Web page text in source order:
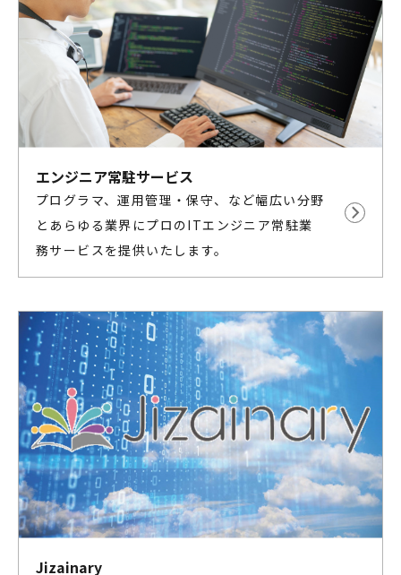
エンジニア常駐サービス
プログラマ、運用管理・保守、など幅広い分野
とあらゆる業界にプロのITエンジニア常駐業
務サービスを提供いたします。
Jizainary